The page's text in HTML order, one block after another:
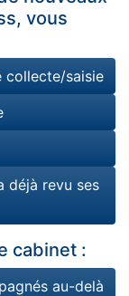
vous
collecte/saisie
déjà revu ses
cabinet :
au-delà